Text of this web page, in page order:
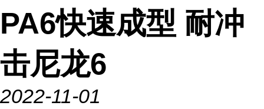
PA6快速成型 耐冲
击尼龙6
2022-11-01